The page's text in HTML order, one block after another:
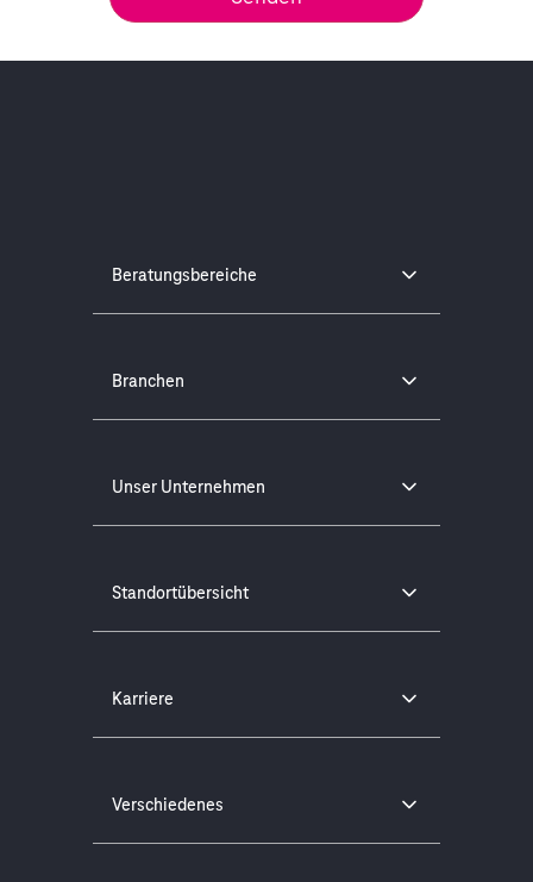
Beratungsbereiche
Branchen
Unser Unternehmen
Standortübersicht
Karriere
Verschiedenes